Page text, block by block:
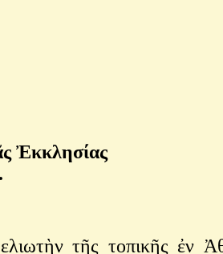
Ἐκκλησίας
τῆς τοπικῆς ἐν